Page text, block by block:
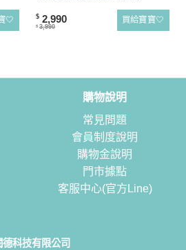
🤍 $ 2,990
$ 3,990
買給寶寶🤍
購物說明
常見問題
會員制度說明
購物金說明
門市據點
客服中心(官方Line)
德科技有限公司